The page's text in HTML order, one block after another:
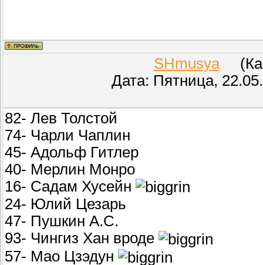
SHmusya
Дата: Пятница,
82- Лев Толстой
74- Чарли Чаплин
45- Адольф Гитлер
40- Мерлин Монро
16- Садам Хусейн
24- Юлий Цезарь
47- Пушкин А.С.
93- Чингиз Хан вроде
57- Мао Цзэдун